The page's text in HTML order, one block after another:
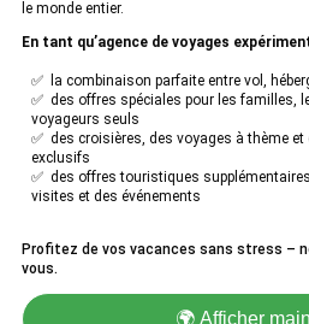
le monde entier.
En tant qu’agence de voyages
✅ la combinaison parfaite entre vol,
✅ des offres spéciales pour les familles,
voyageurs seuls
✅ des croisières, des voyages à thème
exclusifs
✅ des offres touristiques
visites et des événements
Profitez de vos vacances sans stress –
vous.
🌍 Afficher